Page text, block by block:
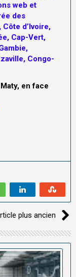
web et
des
d’Ivoire,
Cap-Vert,
Congo-
en face
plus ancien